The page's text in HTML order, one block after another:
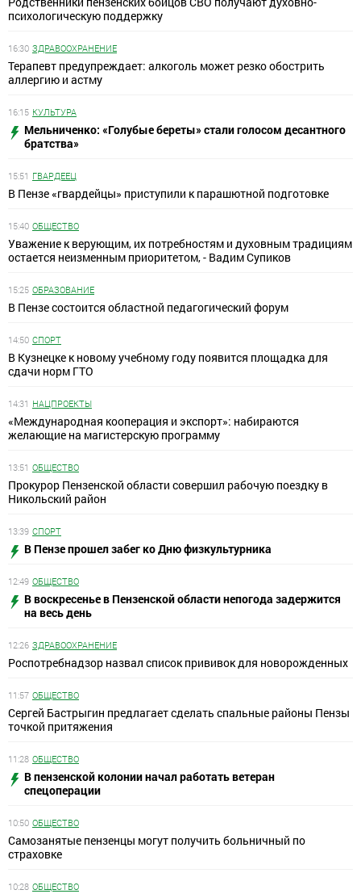
психологическую поддержку
16:30 ЗДРАВООХРАНЕНИЕ
Терапевт предупреждает: алкоголь может резко обострить
аллергию и астму
16:15 КУЛЬТУРА
Мельниченко: «Голубые береты» стали голосом десантного
братства»
15:51 ГВАРДЕЕЦ
В Пензе «гвардейцы» приступили к парашютной подготовке
15:40 ОБЩЕСТВО
Уважение к верующим, их потребностям и духовным традициям
остается неизменным приоритетом, - Вадим Супиков
15:25 ОБРАЗОВАНИЕ
В Пензе состоится областной педагогический форум
14:50 СПОРТ
В Кузнецке к новому учебному году появится площадка для
сдачи норм ГТО
14:31 НАЦПРОЕКТЫ
«Международная кооперация и экспорт»: набираются
желающие на магистерскую программу
13:51 ОБЩЕСТВО
Прокурор Пензенской области совершил рабочую поездку в
Никольский район
13:39 СПОРТ
В Пензе прошел забег ко Дню физкультурника
12:49 ОБЩЕСТВО
В воскресенье в Пензенской области непогода задержится
на весь день
12:26 ЗДРАВООХРАНЕНИЕ
Роспотребнадзор назвал список прививок для новорожденных
11:57 ОБЩЕСТВО
Сергей Бастрыгин предлагает сделать спальные районы Пензы
точкой притяжения
11:28 ОБЩЕСТВО
В пензенской колонии начал работать ветеран
спецоперации
10:50 ОБЩЕСТВО
Самозанятые пензенцы могут получить больничный по
страховке
10:28 ОБЩЕСТВО